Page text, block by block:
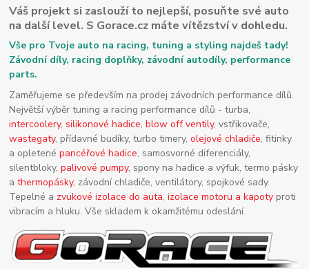
Váš projekt si zaslouží to nejlepší, posuňte své auto
na další level. S Gorace.cz máte vítězství v dohledu.
Vše pro Tvoje auto na racing, tuning a styling najdeš tady!
Závodní díly, racing doplňky, závodní autodíly, performance
parts.
Zaměřujeme se především na prodej závodních performance dílů.
Největší výběr tuning a racing performance dílů - turba,
intercoolery,silikonové hadice,blow off ventily, vstřikovače,
wastegaty, přídavné budíky, turbo timery,olejové chladiče, fitinky
a opletenépancéřové hadice, samosvorné diferenciály,
silentbloky,palivové pumpy, spony na hadice a výfuk, termo pásky
athermopásky, závodní chladiče, ventilátory, spojkové sady.
Tepelné a zvukové izolace do auta,izolace motoru a kapoty proti
vibracím a hluku. Vše skladem k okamžitému odeslání.